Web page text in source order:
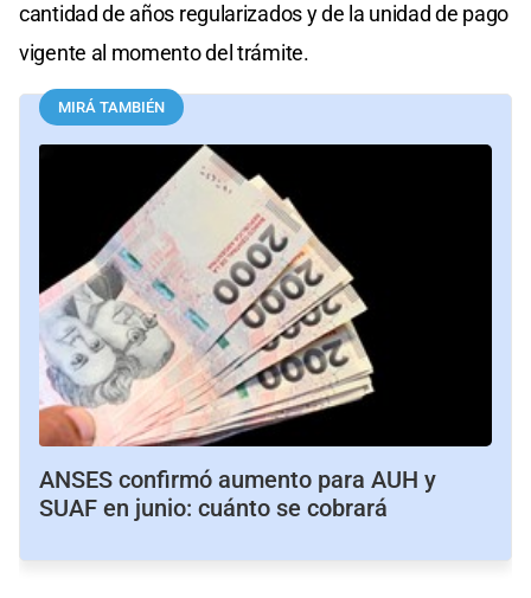
cantidad de años regularizados y de la unidad de pago
vigente al momento del trámite.
MIRÁ TAMBIÉN
ANSES confirmó aumento para AUH y
SUAF en junio: cuánto se cobrará